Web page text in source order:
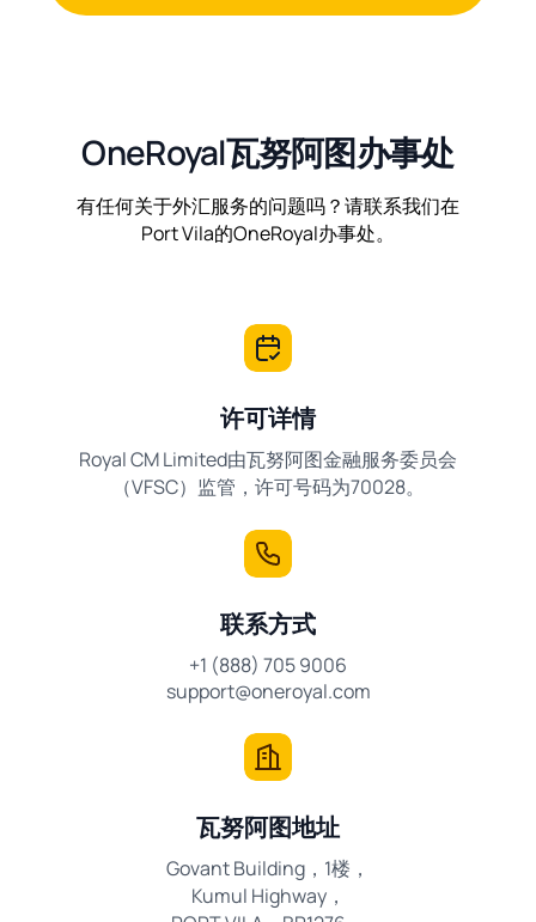
OneRoyal瓦努阿图办事处
有任何关于外汇服务的问题吗？请联系我们在
Port Vila的OneRoyal办事处。
许可详情
Royal CM Limited由瓦努阿图金融服务委员会
（VFSC）监管，许可号码为70028。
联系方式
+1 (888) 705 9006
support@oneroyal.com
瓦努阿图地址
Govant Building，1楼，
Kumul Highway，